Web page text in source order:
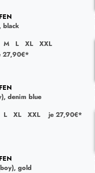
black
M L XL
XXL
27,90€*
denim blue
L XL XXL je 27,90€*
gold